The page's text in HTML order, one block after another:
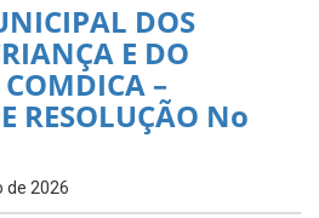
DOS
E DO
–
RESOLUÇÃO No
de 2026